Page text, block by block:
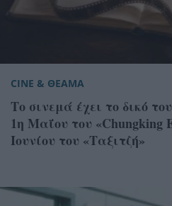
CINE & ΘΕΑΜΑ
Το σινεμά έχει το δικό
1η Μαΐου του «Chungking
Ιουνίου του «Ταξιτζή»